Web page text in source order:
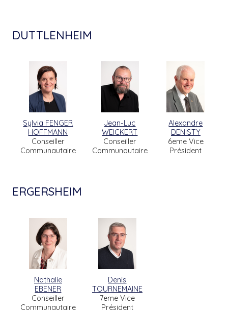
DUTTLENHEIM
Sylvia FENGER
HOFFMANN
Conseiller
Communautaire
Jean-Luc
WEICKERT
Conseiller
Communautaire
Alexandre
DENISTY
6eme Vice
Président
ERGERSHEIM
Nathalie
EBENER
Conseiller
Communautaire
Denis
TOURNEMAINE
7eme Vice
Président